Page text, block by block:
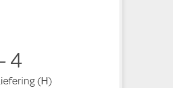
4
(H)